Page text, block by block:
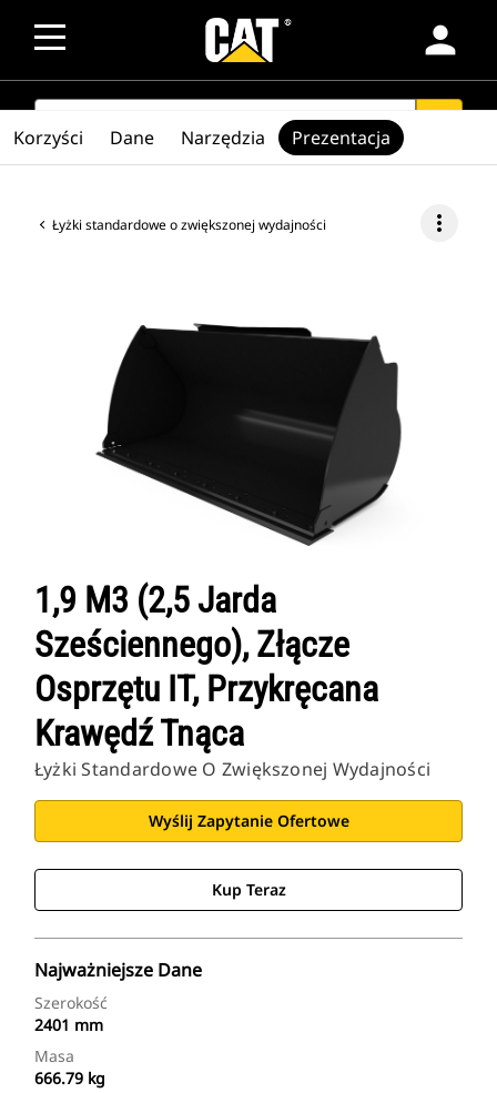
person
SEARCH
Łyżki standardowe o zwiększonej wydajności more_vert
1,9 M3 (2,5 Jarda
Sześciennego), Złącze
Osprzętu IT, Przykręcana
Krawędź Tnąca
Łyżki Standardowe O Zwiększonej Wydajności
Wyślij Zapytanie Ofertowe
Kup Teraz
Najważniejsze Dane
Szerokość
2401 mm
Masa
666.79 kg
Korzyści Dane Narzędzia Prezentacja